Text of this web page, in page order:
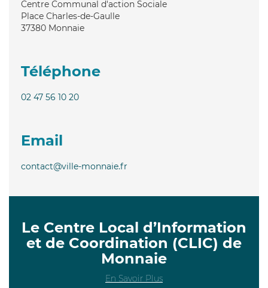
Centre Communal d'action Sociale
Place Charles-de-Gaulle
37380 Monnaie
Téléphone
02 47 56 10 20
Email
contact@ville-monnaie.fr
Le Centre Local d’Information
et de Coordination (CLIC) de
Monnaie
En Savoir Plus